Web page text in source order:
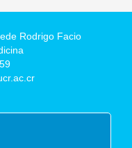
Rodrigo Facio